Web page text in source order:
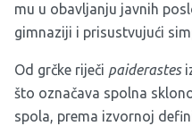
mu u obavljanju javnih
gimnaziji i prisustvujući
Od grčke riječi paiderastes
što označava spolna
spola, prema izvornoj